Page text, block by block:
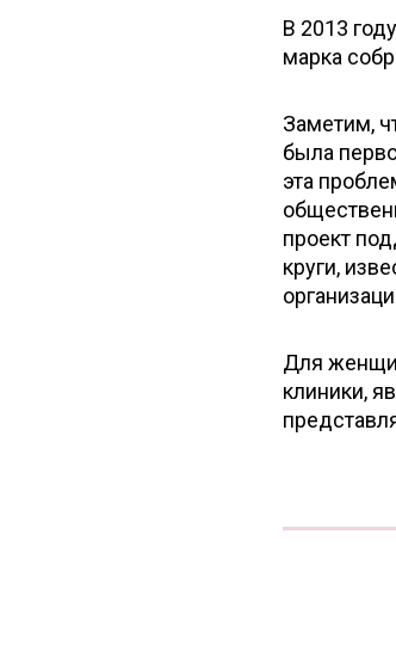
В 2013
марка
Заметим,
была
эта
проект
круги,
Для
клиники,